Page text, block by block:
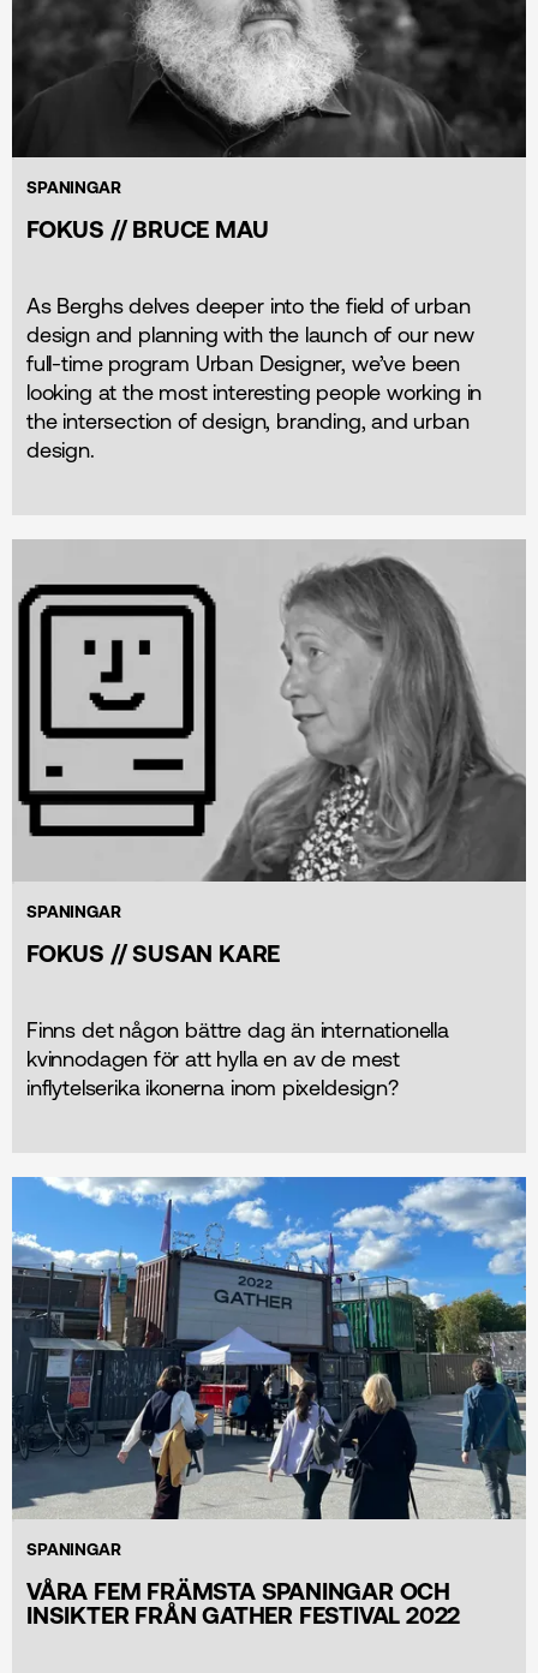
SPANINGAR
FOKUS // BRUCE MAU
As Berghs delves deeper into the field of urban
design and planning with the launch of our new
full-time program Urban Designer, we’ve been
looking at the most interesting people working in
the intersection of design, branding, and urban
design.
SPANINGAR
FOKUS // SUSAN KARE
Finns det någon bättre dag än internationella
kvinnodagen för att hylla en av de mest
inflytelserika ikonerna inom pixeldesign?
SPANINGAR
VÅRA FEM FRÄMSTA SPANINGAR OCH
INSIKTER FRÅN GATHER FESTIVAL 2022